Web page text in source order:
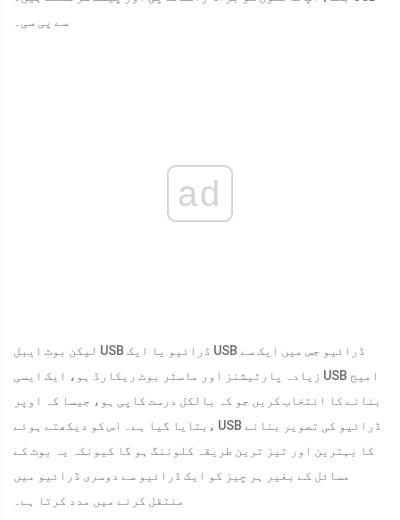
سے پی سی۔
ad
لیکن بوٹ ایبل USB ڈرائیو یا ایک USB ڈرائیو جس میں ایک سے
زیادہ پارٹیشنز اور ماسٹر بوٹ ریکارڈ ہو، ایک ایسی USB امیج
بنانے کا انتخاب کریں جو کہ بالکل درست کاپی ہو، جیسا کہ اوپر
بتایا گیا ہے۔ اس کو دیکھتے ہوئے، USB ڈرائیو کی تصویر بنانے
کا بہترین اور تیز ترین طریقہ کلوننگ ہو گا کیونکہ یہ بوٹ کے
مسائل کے بغیر ہر چیز کو ایک ڈرائیو سے دوسری ڈرائیو میں
منتقل کرنے میں مدد کرتا ہے۔